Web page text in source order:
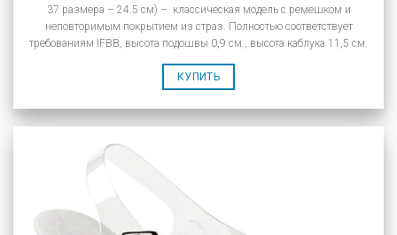
37 размера – 24.5 см) – классическая модель с ремешком и
неповторимым покрытием из страз. Полностью соответствует
требованиям IFBB, высота подошвы 0,9 см., высота каблука 11,5 см.
КУПИТЬ